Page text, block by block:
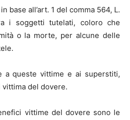
base all’art. 1 del comma 564, L.
i soggetti tutelati, coloro che
o la morte, per alcune delle
a queste vittime e ai superstiti,
del dovere.
vittime del dovere sono le